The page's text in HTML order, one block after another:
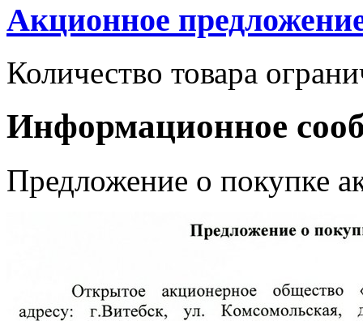
Акционное
Количество товара
Информационное
Предложение о покупке